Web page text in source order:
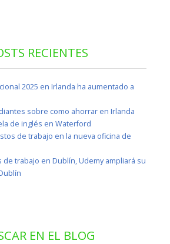
RECIENTES
2025 en Irlanda ha aumentado a
sobre como ahorrar en Irlanda
de inglés en Waterford
de trabajo en la nueva oficina de
de trabajo en Dublín, Udemy ampliará su
EN EL BLOG